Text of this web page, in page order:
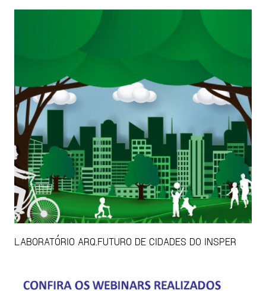
LABORATÓRIO ARQ.FUTURO DE CIDADES DO INSPER